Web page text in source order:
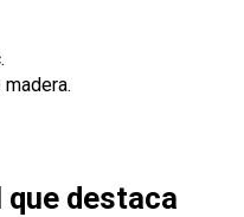
que destaca